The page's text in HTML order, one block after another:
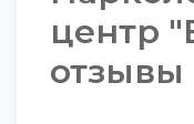
центр
отзывы